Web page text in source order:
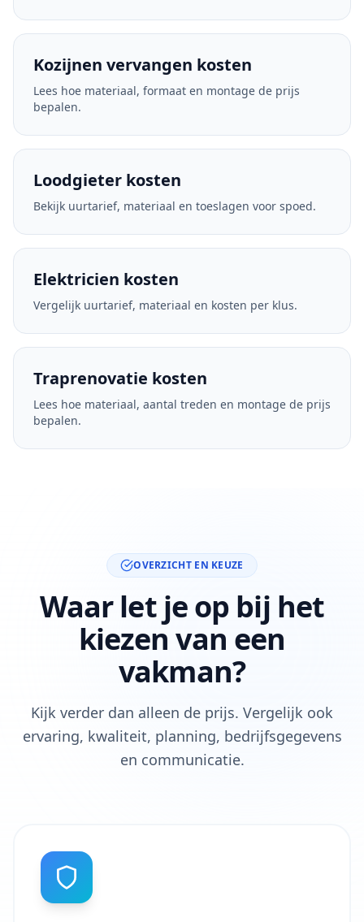
Kozijnen vervangen kosten
Lees hoe materiaal, formaat en montage de prijs
bepalen.
Loodgieter kosten
Bekijk uurtarief, materiaal en toeslagen voor spoed.
Elektricien kosten
Vergelijk uurtarief, materiaal en kosten per klus.
Traprenovatie kosten
Lees hoe materiaal, aantal treden en montage de prijs
bepalen.
OVERZICHT EN KEUZE
Waar let je op bij het
kiezen van een
vakman?
Kijk verder dan alleen de prijs. Vergelijk ook
ervaring, kwaliteit, planning, bedrijfsgegevens
en communicatie.